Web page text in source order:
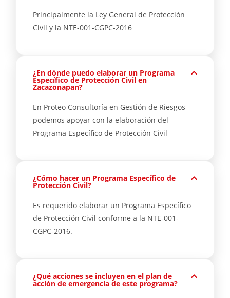
Principalmente la Ley General de Protección
Civil y la NTE-001-CGPC-2016
¿En dónde puedo elaborar un Programa
Específico de Protección Civil en
Zacazonapan?
En Proteo Consultoría en Gestión de Riesgos
podemos apoyar con la elaboración del
Programa Específico de Protección Civil
¿Cómo hacer un Programa Específico de
Protección Civil?
Es requerido elaborar un Programa Específico
de Protección Civil conforme a la NTE-001-
CGPC-2016.
¿Qué acciones se incluyen en el plan de
acción de emergencia de este programa?